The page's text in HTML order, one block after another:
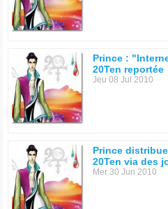
2007 : Planet Earth
Prince :
20Ten reportée
Jeu 08 Jul 2010
Prince
20Ten via des
Mer 30 Jun 2010